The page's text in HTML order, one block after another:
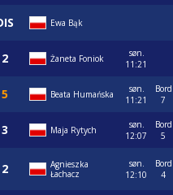
Ewa Bąk
Żaneta Foniok
søn.
11:21
Beata Humańska
søn.
11:21
Bord
7
Maja Rytych
søn.
12:07
Bord
5
Agnieszka
Łachacz
søn.
12:10
Bord
4